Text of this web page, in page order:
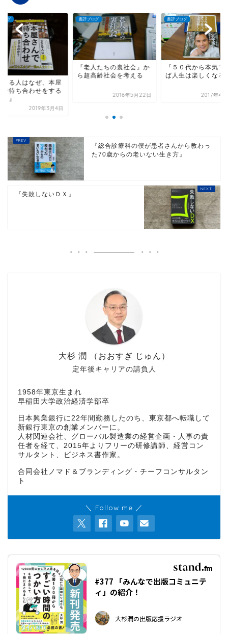
ログ
きる人はなぜ、本屋
で待ち合わせをする
』
2019年3月4日
書評ブログ
『老人たちの裏社会』か
ら超高齢社会を考える
2016年5月22日
書評ブログ
『５０代から本気で
ば人生は楽しくなる
2017年4
『総合診療科の僕が患者さんから教わっ
た70歳からの老いない生き方』
『失敗しないＤＸ』
定年後キャリアの請負人
大杉 潤 （おおすぎ じゅん）
1958年東京生まれ
早稲田大学政治経済学部卒
日本興業銀行に22年間勤務したのち、東京都へ転職して
新銀行東京の創業メンバーに。
人材関連会社、グローバル製造業の経営企画・人事の責
任者を経て、2015年よりフリーの研修講師、経営コン
サルタント、ビジネス書作家。
合同会社ノマド＆ブランディング・チーフコンサルタン
ト
＼ Follow me ／